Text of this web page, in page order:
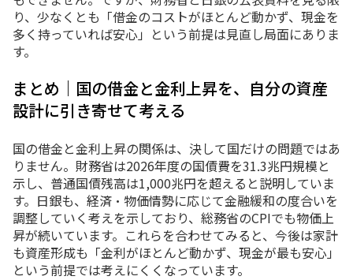
り、少なくとも「借金のコストがほとんど動かず、現金を
多く持っていれば安心」という前提は見直し局面にありま
す。
まとめ｜国の借金と金利上昇を、自分の資産
設計に引き寄せて考える
国の借金と金利上昇の関係は、決して国だけの問題ではあ
りません。財務省は2026年度の国債費を31.3兆円規模と
示し、普通国債残高は1,000兆円を超えると説明していま
す。日銀も、経済・物価情勢に応じて金融緩和の度合いを
調整していく考えを示しており、総務省のCPIでも物価上
昇が続いています。これらを合わせてみると、今後は家計
も資産形成も「金利がほとんど動かず、現金が最も安心」
という前提では考えにくくなっています。